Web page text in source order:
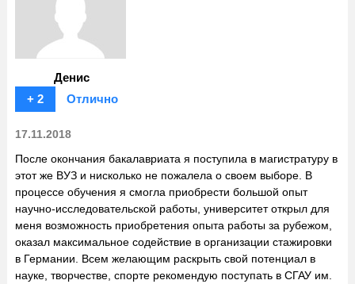
Денис
+ 2
Отлично
17.11.2018
После окончания бакалавриата я поступила в магистратуру в
этот же ВУЗ и нисколько не пожалела о своем выборе. В
процессе обучения я смогла приобрести большой опыт
научно-исследовательской работы, университет открыл для
меня возможность приобретения опыта работы за рубежом,
оказал максимальное содействие в организации стажировки
в Германии. Всем желающим раскрыть свой потенциал в
науке, творчестве, спорте рекомендую поступать в СГАУ им.